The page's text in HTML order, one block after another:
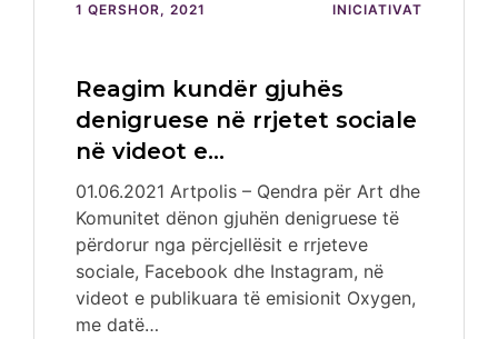
1 QERSHOR, 2021 INICIATIVAT
Reagim kundër gjuhës
denigruese në rrjetet sociale
në videot e…
01.06.2021 Artpolis – Qendra për Art dhe
Komunitet dënon gjuhën denigruese të
përdorur nga përcjellësit e rrjeteve
sociale, Facebook dhe Instagram, në
videot e publikuara të emisionit Oxygen,
me datë…